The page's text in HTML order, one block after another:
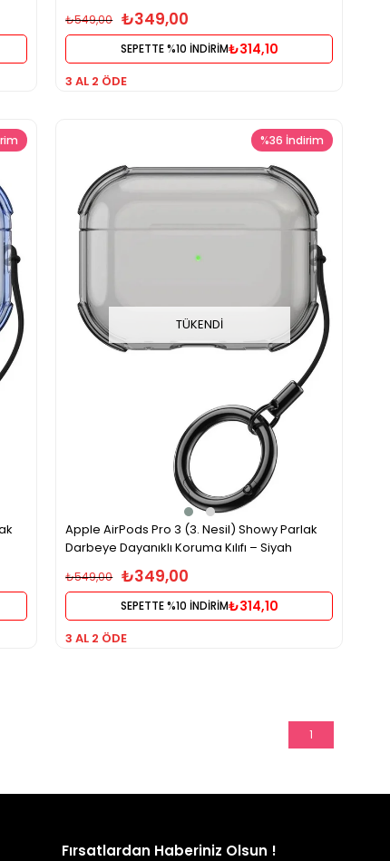
₺349,00
₺549,00
SEPETTE %10 İNDİRİM₺314,10
3 AL 2 ÖDE
TÜKENDI
Apple AirPods Pro 3 (3. Nesil) Showy Parlak
Darbeye Dayanıklı Koruma Kılıfı – Siyah
₺349,00
₺549,00
SEPETTE %10 İNDİRİM₺314,10
%36 İndirim
3 AL 2 ÖDE
1
Fırsatlardan Haberiniz Olsun !